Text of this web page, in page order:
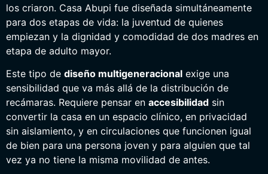
los criaron. Casa Abupi fue diseñada simultáneamente
para dos etapas de vida: la juventud de quienes
empiezan y la dignidad y comodidad de dos madres en
etapa de adulto mayor.
Este tipo de diseño multigeneracional exige una
sensibilidad que va más allá de la distribución de
recámaras. Requiere pensar en accesibilidad sin
convertir la casa en un espacio clínico, en privacidad
sin aislamiento, y en circulaciones que funcionen igual
de bien para una persona joven y para alguien que tal
vez ya no tiene la misma movilidad de antes.